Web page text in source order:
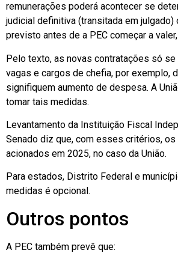
remunerações poderá acontecer se
judicial definitiva (transitada em
previsto antes de a PEC começar a
Pelo texto, as novas contratações só se
vagas e cargos de chefia, por exemplo,
signifiquem aumento de despesa. A
tomar tais medidas.
Levantamento da Instituição Fiscal
Senado diz que, com esses critérios,
acionados em 2025, no caso da União.
Para estados, Distrito Federal e
medidas é opcional.
Outros pontos
A PEC também prevê que: